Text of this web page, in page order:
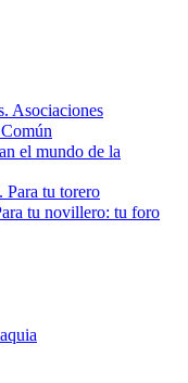
Asociaciones
el mundo de la
tu torero
tu novillero: tu foro